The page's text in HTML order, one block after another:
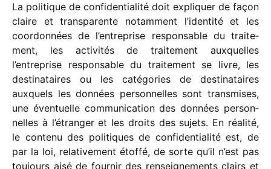
La poli­tique de confi­den­tia­lité doit expli­quer de façon
claire et trans­pa­rente notam­ment l’identité et les
coor­don­nées de l’entreprise respon­sable du trai­te­
ment, les acti­vi­tés de trai­te­ment auxquelles
l’entreprise respon­sable du trai­te­ment se livre, les
desti­na­taires ou les caté­go­ries de desti­na­taires
auxquels les données person­nelles sont trans­mises,
une éven­tuelle commu­ni­ca­tion des données person­
nelles à l’étranger et les droits des sujets. En réalité,
le contenu des poli­tiques de confi­den­tia­lité est, de
par la loi, rela­ti­ve­ment étoffé, de sorte qu’il n’est pas
toujours aisé de four­nir des rensei­gne­ments clairs et